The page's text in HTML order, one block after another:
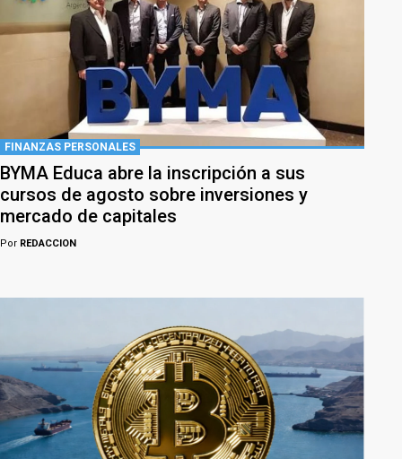
FINANZAS PERSONALES
BYMA Educa abre la inscripción a sus
cursos de agosto sobre inversiones y
mercado de capitales
Por REDACCION